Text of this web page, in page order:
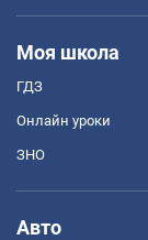
Моя школа
ГДЗ
Онлайн уроки
ЗНО
Авто